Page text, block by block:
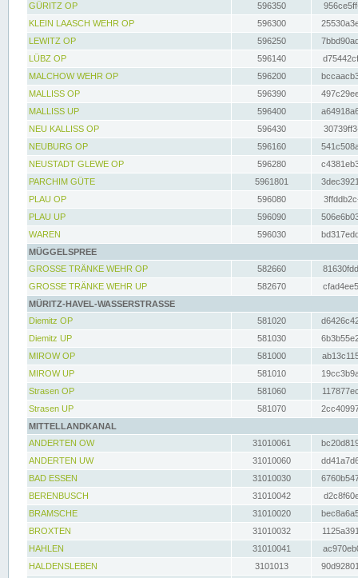
GÜRITZ OP
596350
KLEIN LAASCH WEHR OP
596300
LEWITZ OP
596250
LÜBZ OP
596140
MALCHOW WEHR OP
596200
MALLISS OP
596390
MALLISS UP
596400
NEU KALLISS OP
596430
NEUBURG OP
596160
NEUSTADT GLEWE OP
596280
PARCHIM GÜTE
5961801
PLAU OP
596080
PLAU UP
596090
WAREN
596030
MÜGGELSPREE
GROSSE TRÄNKE WEHR OP
582660
GROSSE TRÄNKE WEHR UP
582670
MÜRITZ-HAVEL-WASSERSTRASSE
Diemitz OP
581020
Diemitz UP
581030
MIROW OP
581000
MIROW UP
581010
Strasen OP
581060
Strasen UP
581070
MITTELLANDKANAL
ANDERTEN OW
31010061
ANDERTEN UW
31010060
BAD ESSEN
31010030
BERENBUSCH
31010042
BRAMSCHE
31010020
BROXTEN
31010032
HAHLEN
31010041
HALDENSLEBEN
3101013